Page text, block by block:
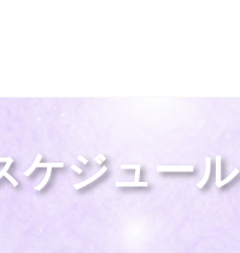
ケジュール